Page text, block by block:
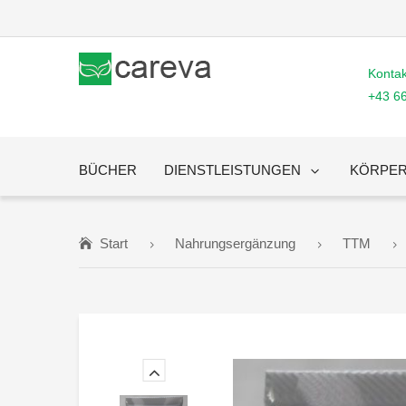
+43
BÜCHER DIENSTLEISTUNGEN
Start Nahrungsergänzung TTM